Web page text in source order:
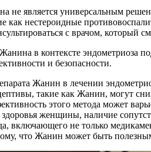
не является универсальным
как нестероидные
с врачом,
в контексте эндометриоза
и безопасности.
Жанин в лечении
такие как Жанин, могут
этого метода может
женщины, наличие
включающего не только
что Жанин может быть